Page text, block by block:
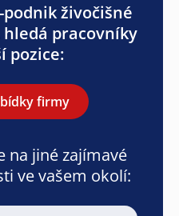
podnik živočišné
hledá pracovníky
pozice:
firmy
na jiné zajímavé
ve vašem okolí: